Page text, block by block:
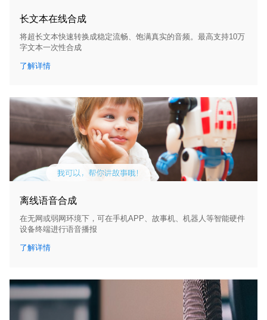
长文本在线合成
将超长文本快速转换成稳定流畅、饱满真实的音频。最高支持10万
字文本一次性合成
了解详情
离线语音合成
在无网或弱网环境下，可在手机APP、故事机、机器人等智能硬件
设备终端进行语音播报
了解详情